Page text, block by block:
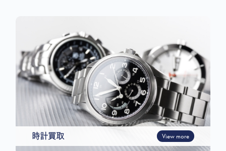
時計買取 View more